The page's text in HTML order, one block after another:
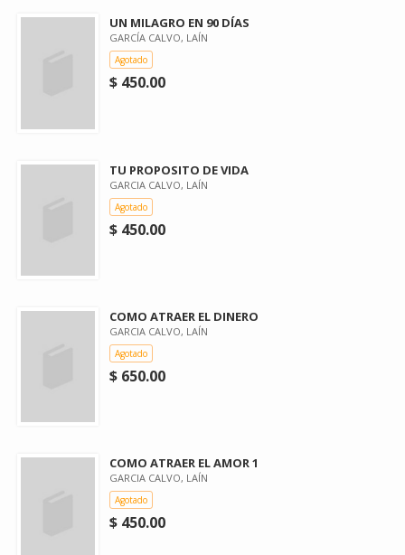
UN MILAGRO EN 90 DÍAS
GARCÍA CALVO, LAÍN
Agotado
$ 450.00
TU PROPOSITO DE VIDA
GARCIA CALVO, LAÍN
Agotado
$ 450.00
COMO ATRAER EL DINERO
GARCIA CALVO, LAÍN
Agotado
$ 650.00
COMO ATRAER EL AMOR 1
GARCIA CALVO, LAÍN
Agotado
$ 450.00